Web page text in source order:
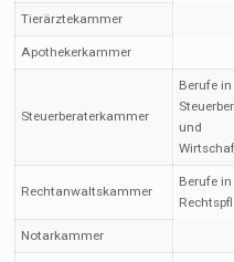
Tierärztekammer
Apothekerkammer
Steuerberaterkammer
Berufe
und
Rechtanwaltskammer
Berufe
Notarkammer